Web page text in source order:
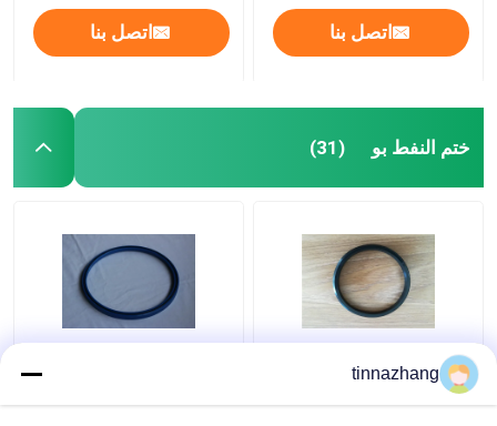
اتصل بنا اتصل بنا
ختم النفط بو (31)
المسيل للدموع المقاومة
الهيدروليكية ختم الشفة،
tinnazhang